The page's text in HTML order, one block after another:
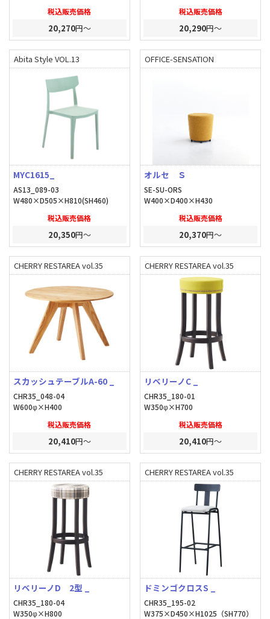
税込販売価格
20,270円～
税込販売価格
20,290円～
Abita Style VOL.13
MYC1615_
AS13_089-03
W480×D505×H810(SH460)
税込販売価格
20,350円～
OFFICE-SENSATION
オルセ Ｓ
SE-SU-ORS
W400×D400×H430
税込販売価格
20,370円～
CHERRY RESTAREA vol.35
スカッシュテーブルA-60 _
CHR35_048-04
W600φ×H400
税込販売価格
20,410円～
CHERRY RESTAREA vol.35
リベリーノC _
CHR35_180-01
W350φ×H700
税込販売価格
20,410円～
CHERRY RESTAREA vol.35
リベリーノD 2型 _
CHR35_180-04
W350φ×H800
CHERRY RESTAREA vol.35
ドミンゴクロスS _
CHR35_195-02
W375×D450×H1025（SH770）